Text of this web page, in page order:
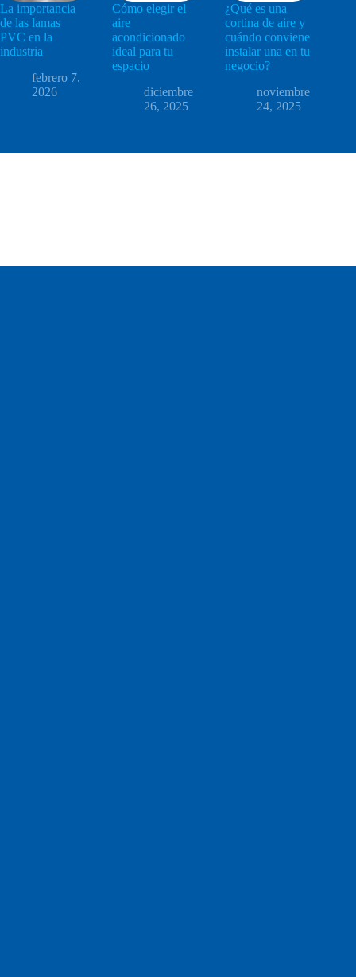
La importancia
de las lamas
PVC en la
industria
febrero 7,
2026
Cómo elegir el
aire
acondicionado
ideal para tu
espacio
diciembre
26, 2025
¿Qué es una
cortina de aire y
cuándo conviene
instalar una en tu
negocio?
noviembre
24, 2025